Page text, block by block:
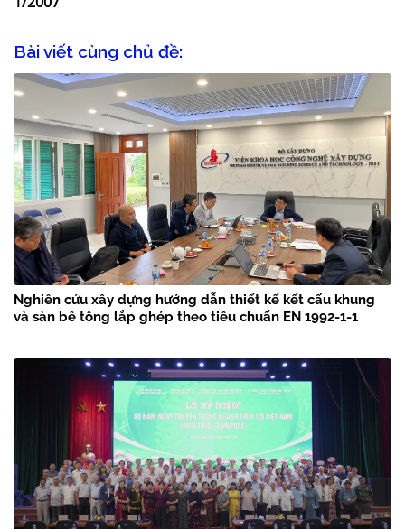
Bài viết cùng chủ đề:
Nghiên cứu xây dựng hướng dẫn thiết kế kết cấu khung
và sàn bê tông lắp ghép theo tiêu chuẩn EN 1992-1-1